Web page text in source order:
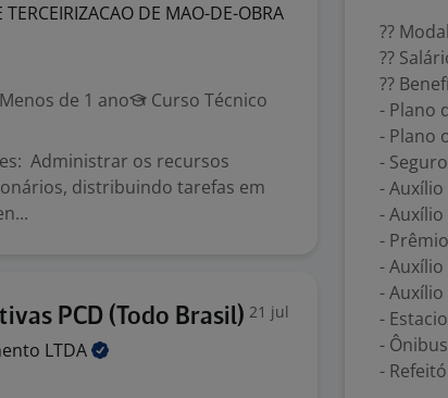
TERCEIRIZACAO DE MAO-DE-OBRA
Menos de 1 ano
Curso Técnico
Administrar os recursos
distribuindo tarefas em
PCD (Todo Brasil) 21 jul
LTDA
??
??
??
- Plano
- Plano
-
-
-
-
-
-
-
-
-